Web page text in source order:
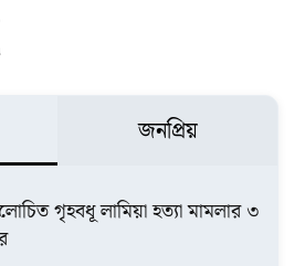
জনপ্রিয়
গৃহবধূ লামিয়া হত্যা মামলার ৩